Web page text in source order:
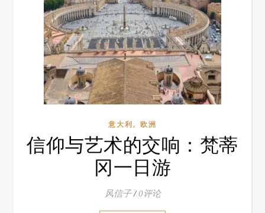
意大利, 欧洲
信仰与艺术的交响：梵蒂
冈一日游
风信子 / 0评论